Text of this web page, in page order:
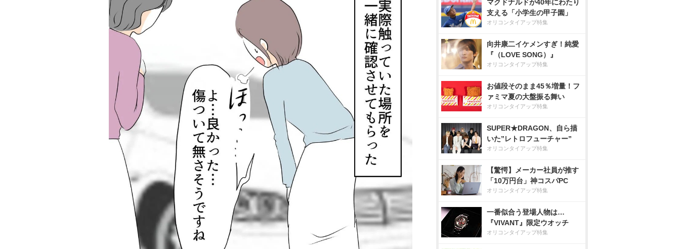
マクドナルドが40年にわたり
支える「小学生の甲子園」
オリコンタイアップ特集
向井康二イケメンすぎ！純愛
『（LOVE SONG）』
オリコンタイアップ特集
お値段そのまま45％増量！フ
ァミマ夏の大盤振る舞い
オリコンタイアップ特集
SUPER★DRAGON、自ら描
いた”レトロフューチャー”
オリコンタイアップ特集
【驚愕】メーカー社員が推す
「10万円台」神コスパPC
オリコンタイアップ特集
一番似合う登場人物は…
『VIVANT』限定ウオッチ
オリコンタイアップ特集